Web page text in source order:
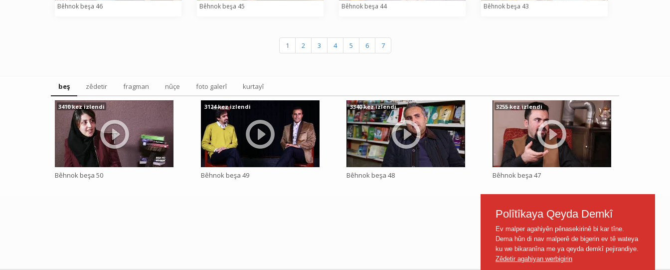
Bêhnok beşa 46 Bêhnok beşa 45 Bêhnok beşa 44 Bêhnok beşa 43
1 2 3 4 5 6 7
beş zêdetir fragman nûçe foto galerî kurtayî
Bêhnok beşa 50
3410 kez izlendi
Bêhnok beşa 49
3124 kez izlendi
Bêhnok beşa 48
3340 kez izlendi
Bêhnok beşa 47
3255 kez izlendi
Polîtîkaya Qeyda Demkî
Ev malper agahiyên pênasekirinê bi kar tîne.
Dema hûn di nav malperê de bigerin ev tê wateya
ku we bikaranîna me ya qeyda demkî pejirandiye.
Zêdetir agahiyan werbigirin